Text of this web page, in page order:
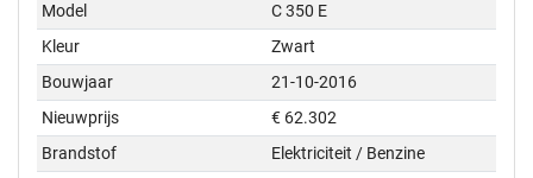
Model
C 350 E
Kleur
Zwart
Bouwjaar
21-10-2016
Nieuwprijs
€ 62.302
Brandstof
Elektriciteit / Benzine